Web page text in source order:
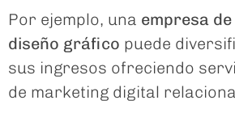
Por ejemplo, una empresa de
diseño gráfico puede
sus ingresos ofreciendo
de marketing digital